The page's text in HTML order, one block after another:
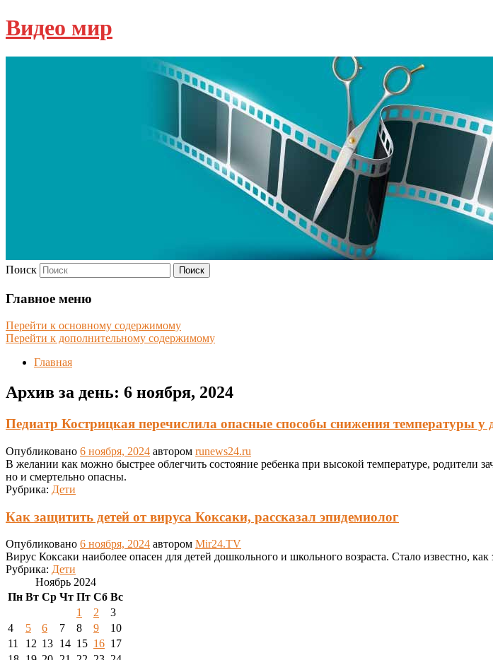
Видео мир
Поиск
Главное меню
Перейти к основному содержимому
Перейти к дополнительному содержимому
Главная
Архив за день: 6 ноября, 2024
Педиатр Кострицкая перечислила опасные способы снижения температуры у
Опубликовано 6 ноября, 2024 автором runews24.ru
В желании как можно быстрее облегчить состояние ребенка при высокой температуре, родители
но и смертельно опасны.
Рубрика: Дети
Как защитить детей от вируса Коксаки, рассказал эпидемиолог
Опубликовано 6 ноября, 2024 автором Mir24.TV
Вирус Коксаки наиболее опасен для детей дошкольного и школьного возраста. Стало известно, как
Рубрика: Дети
Ноябрь 2024
Пн Вт Ср Чт Пт Сб Вс
1
2
3
4
5 6 7 8 9
10
11
12 13 14 15 16 17